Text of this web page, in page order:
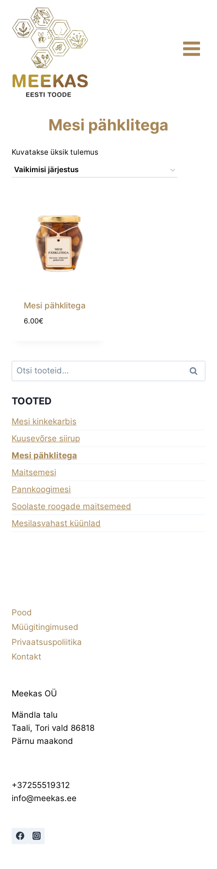
content
Mesi pähklitega
Kuvatakse üksik tulemus
Mesi pähklitega
6.00€
Otsi: Otsi
TOOTED
Mesi kinkekarbis
Kuusevõrse siirup
Mesi pähklitega
Maitsemesi
Pannkoogimesi
Soolaste roogade maitsemeed
Mesilasvahast küünlad
Pood
Müügitingimused
Privaatsuspoliitika
Kontakt
Meekas OÜ
Mändla talu
Taali, Tori vald 86818
Pärnu maakond
+37255519312
info@meekas.ee